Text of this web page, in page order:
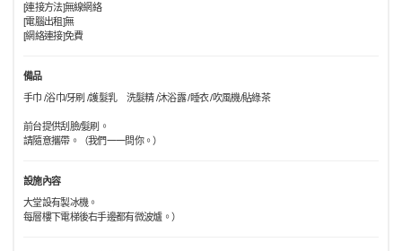
[連接方法]無線網絡
[電腦出租]無
[網絡連接]免費
備品
手巾 /浴巾/牙刷 /護髮乳 洗髮精 /沐浴露 /睡衣 /吹風機/貼綠茶
前台提供刮臉/髮刷。
請隨意攜帶。（我們一一問你。）
設施內容
大堂設有製冰機。
每層樓下電梯後右手邊都有微波爐。）